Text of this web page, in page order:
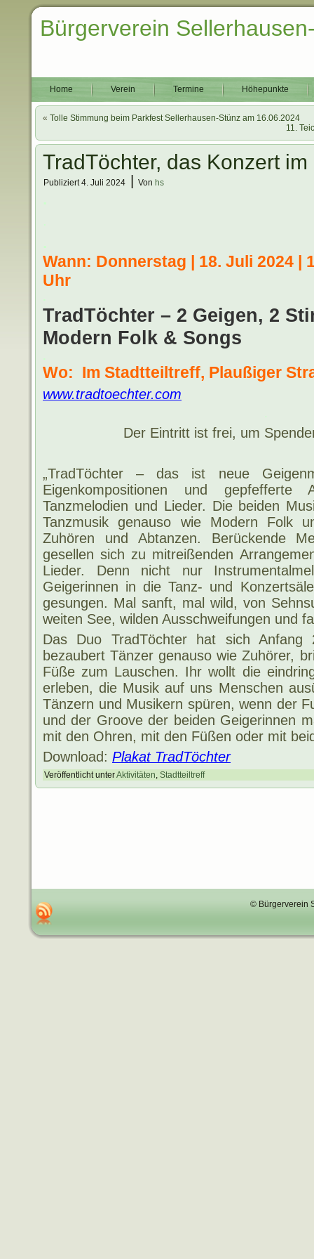
Bürgerverein
Home Verein Termine Höhepunkte
« Tolle Stimmung beim Parkfest Sellerhausen-Stünz am 16.06.2024
11.
TradTöchter, das Konzert
Publiziert 4. Juli 2024 Von hs
.
.
.
Wann: Donnerstag | 18. Juli 2024 |
Uhr
.
TradTöchter – 2 Geigen, 2
Modern Folk & Songs
.
Wo: Im Stadtteiltreff, Plaußiger
www.tradtoechter.com
.
Der Eintritt ist frei, um
„TradTöchter – das ist neue
Eigenkompositionen und gepfefferte
Tanzmelodien und Lieder. Die beiden
Tanzmusik genauso wie Modern Folk
Zuhören und Abtanzen. Berückende
gesellen sich zu mitreißenden
Lieder. Denn nicht nur
Geigerinnen in die Tanz- und
gesungen. Mal sanft, mal wild, von
weiten See, wilden Ausschweifungen und
Das Duo TradTöchter hat sich Anfang
bezaubert Tänzer genauso wie Zuhörer,
Füße zum Lauschen. Ihr wollt die
erleben, die Musik auf uns Menschen
Tänzern und Musikern spüren, wenn der
und der Groove der beiden Geigerinnen
mit den Ohren, mit den Füßen oder mit
Download: Plakat TradTöchter
Veröffentlicht unterAktivitäten, Stadtteiltreff
© Bürgerverein